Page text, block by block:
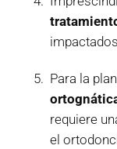
Para la
requiere
el